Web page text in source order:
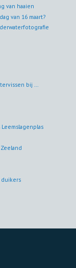
van haaien
van 16 maart?
bij ...